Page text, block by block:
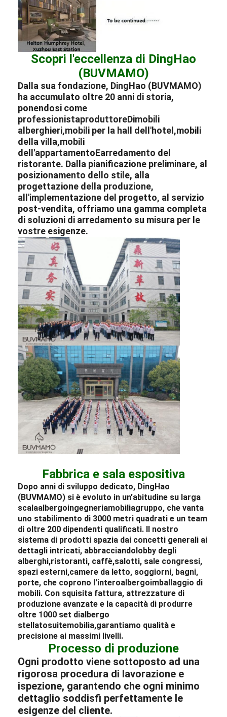
Scopri l'eccellenza di DingHao
(BUVMAMO)
Dalla sua fondazione, DingHao (BUVMAMO)
ha accumulato oltre 20 anni di storia,
ponendosi come
professionistaproduttoreDimobili
alberghieri,mobili per la hall dell'hotel ,mobili
della villa,mobili
dell'appartamentoEarredamento del
ristorante. Dalla pianificazione preliminare, al
posizionamento dello stile, alla
progettazione della produzione,
all'implementazione del progetto, al servizio
post-vendita, offriamo una gamma completa
di soluzioni di arredamento su misura per le
vostre esigenze.
Fabbrica e sala espositiva
Dopo anni di sviluppo dedicato, DingHao
(BUVMAMO) si è evoluto in un'abitudine su larga
scalaalbergoingegneriamobiliagruppo, che vanta
uno stabilimento di 3000 metri quadrati e un team
di oltre 200 dipendenti qualificati. Il nostro
sistema di prodotti spazia dai concetti generali ai
dettagli intricati, abbracciandolobby degli
alberghi,ristoranti, caffè,salotti, sale congressi,
spazi esterni,camere da letto, soggiorni, bagni,
porte, che coprono l'interoalbergoimballaggio di
mobili. Con squisita fattura, attrezzature di
produzione avanzate e la capacità di produrre
oltre 1000 set dialbergo
stellatosuitemobilia,garantiamo qualità e
precisione ai massimi livelli.
Processo di produzione
Ogni prodotto viene sottoposto ad una
rigorosa procedura di lavorazione e
ispezione, garantendo che ogni minimo
dettaglio soddisfi perfettamente le
esigenze del cliente.